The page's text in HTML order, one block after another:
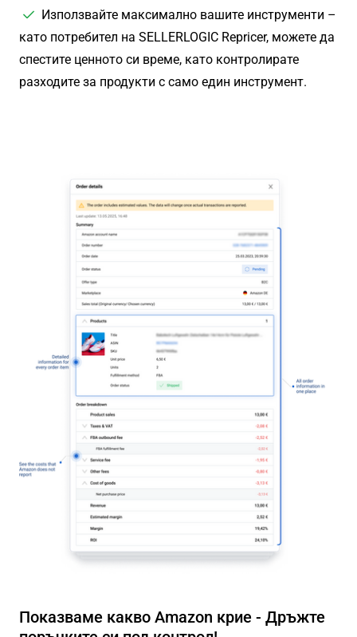
Използвайте максимално вашите инструменти –
като потребител на SELLERLOGIC Repricer, можете да
спестите ценното си време, като контролирате
разходите за продукти с само един инструмент.
Показваме какво Amazon крие - Дръжте